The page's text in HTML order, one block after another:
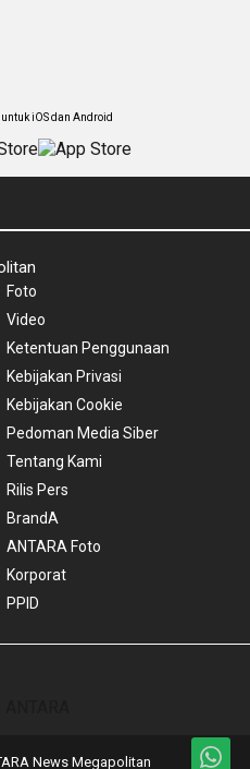
iOS dan Android
Foto
Video
Ketentuan Penggunaan
Kebijakan Privasi
Kebijakan Cookie
Pedoman Media Siber
Tentang Kami
Rilis Pers
BrandA
ANTARA Foto
Korporat
PPID
News Megapolitan